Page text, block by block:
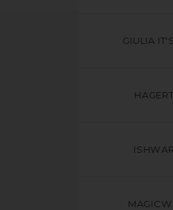
GIULIA